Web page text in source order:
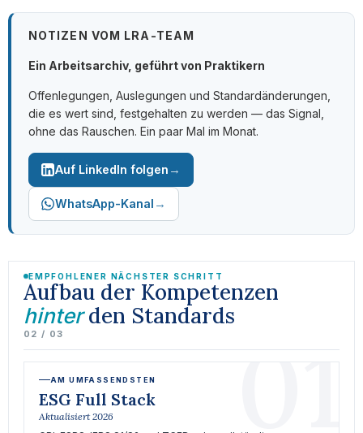
NOTIZEN VOM LRA-TEAM
Ein Arbeitsarchiv, geführt von Praktikern
Offenlegungen, Auslegungen und Standardänderungen,
die es wert sind, festgehalten zu werden — das Signal,
ohne das Rauschen. Ein paar Mal im Monat.
Auf LinkedIn folgen →
WhatsApp-Kanal →
EMPFOHLENER NÄCHSTER SCHRITT
Aufbau der Kompetenzen
hinterden Standards
02 / 03 01
AM UMFASSENDSTEN
ESG Full Stack
Aktualisiert 2026